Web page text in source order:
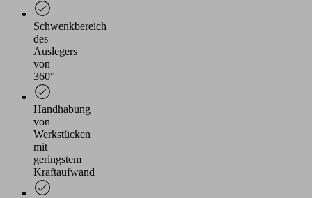
Schwenkbereich
des
Auslegers
von
360°
Handhabung
von
Werkstücken
mit
geringstem
Kraftaufwand